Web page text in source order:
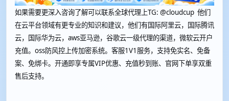
如果需要更深入咨询了解可以联系全球代理上TG: @cloudcup 他们
在云平台领域有更专业的知识和建议，他们有国际阿里云，国际腾讯
云，国际华为云，aws亚马逊，谷歌云一级代理的渠道，微软云开户
充值。oss防风控上传加密系统。客服1V1服务，支持免实名、免备
案、免绑卡。开通即享专属VIP优惠、充值秒到账、官网下单享双重
售后支持。